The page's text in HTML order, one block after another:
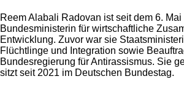
Reem Alabali Radovan ist seit dem 6. Mai
Bundesministerin für wirtschaftliche
Entwicklung. Zuvor war sie
Flüchtlinge und Integration sowie
Bundesregierung für Antirassismus. Sie
sitzt seit 2021 im Deutschen Bundestag.